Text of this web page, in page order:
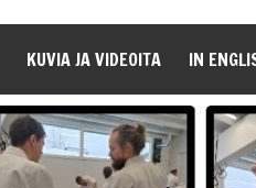
KUVIA JA VIDEOITA IN